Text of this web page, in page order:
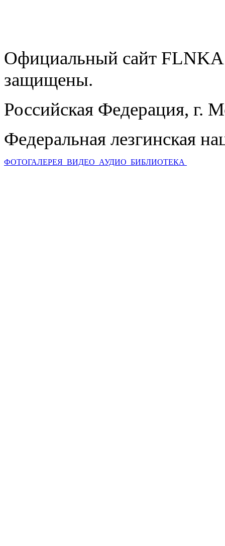
Официальный сайт
защищены.
Российская Федерация, г.
Федеральная лезгинская
ФОТОГАЛЕРЕЯ ВИДЕО АУДИО БИБЛИОТЕКА